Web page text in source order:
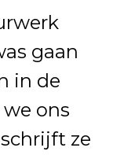
gaan
in de
ons
ze